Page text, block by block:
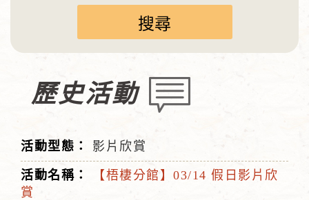
歷史活動
影片欣賞
【梧棲分館】03/14 假日影片欣
賞